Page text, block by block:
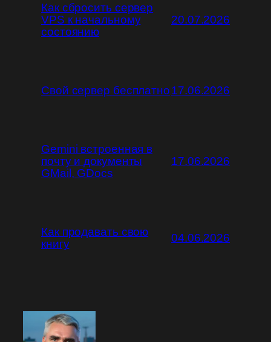
Как сбросить сервер
VPS к начальному
состоянию
20.07.2026
Свой сервер бесплатно17.06.2026
Gemini встроенная в
почту и документы
GMail, GDocs
17.06.2026
Как продавать свою
книгу
04.06.2026